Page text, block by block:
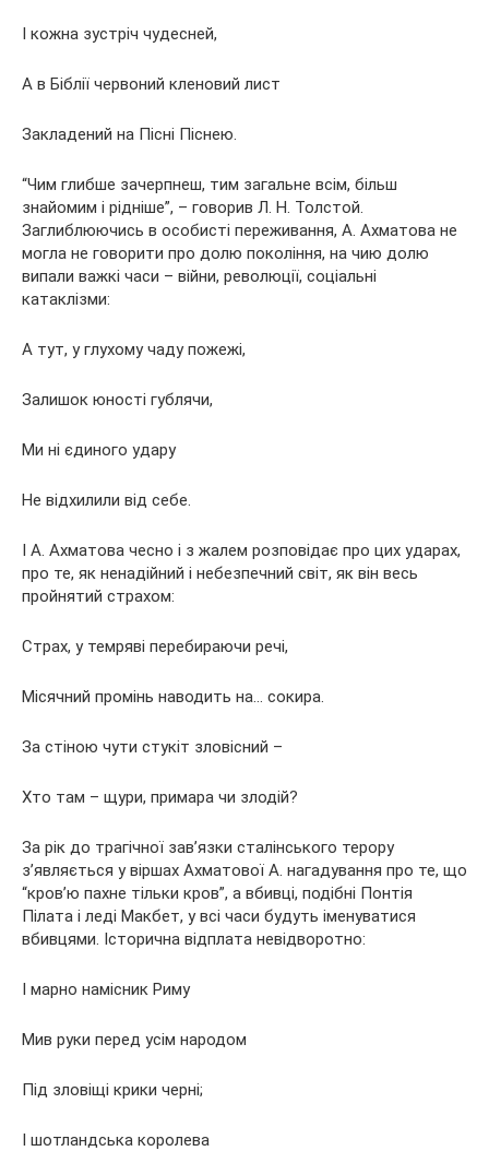
І кожна зустріч чудесней,
А в Біблії червоний кленовий лист
Закладений на Пісні Піснею.
“Чим глибше зачерпнеш, тим загальне всім, більш
знайомим і рідніше”, – говорив Л. Н. Толстой.
Заглиблюючись в особисті переживання, А. Ахматова не
могла не говорити про долю покоління, на чию долю
випали важкі часи – війни, революції, соціальні
катаклізми:
А тут, у глухому чаду пожежі,
Залишок юності гублячи,
Ми ні єдиного удару
Не відхилили від себе.
І А. Ахматова чесно і з жалем розповідає про цих ударах,
про те, як ненадійний і небезпечний світ, як він весь
пройнятий страхом:
Страх, у темряві перебираючи речі,
Місячний промінь наводить на… сокира.
За стіною чути стукіт зловісний –
Хто там – щури, примара чи злодій?
За рік до трагічної зав’язки сталінського терору
з’являється у віршах Ахматової А. нагадування про те, що
“кров’ю пахне тільки кров”, а вбивці, подібні Понтія
Пілата і леді Макбет, у всі часи будуть іменуватися
вбивцями. Історична відплата невідворотно:
І марно намісник Риму
Мив руки перед усім народом
Під зловіщі крики черні;
І шотландська королева